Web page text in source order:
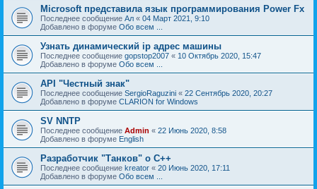
Microsoft представила язык программирования Power Fx
Последнее сообщение Ал « 04 Март 2021, 9:10
Добавлено в форуме Обо всем ...
Узнать динамический ip адрес машины
Последнее сообщение gopstop2007 « 10 Октябрь 2020, 15:47
Добавлено в форуме Обо всем ...
API "Честный знак"
Последнее сообщение SergioRaguzini « 22 Сентябрь 2020, 20:27
Добавлено в форуме CLARION for Windows
SV NNTP
Последнее сообщение Admin « 22 Июнь 2020, 8:58
Добавлено в форуме English
Разработчик "Танков" о C++
Последнее сообщение kreator « 20 Июнь 2020, 17:11
Добавлено в форуме Обо всем ...